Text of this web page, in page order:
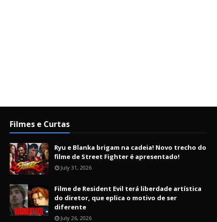
Filmes e Curtas
Ryu e Blanka brigam na cadeia! Novo trecho do
filme de Street Fighter é apresentado!
July 31, 2026
Filme de Resident Evil terá liberdade artística
do diretor, que eplica o motivo de ser
diferente
July 26, 2026